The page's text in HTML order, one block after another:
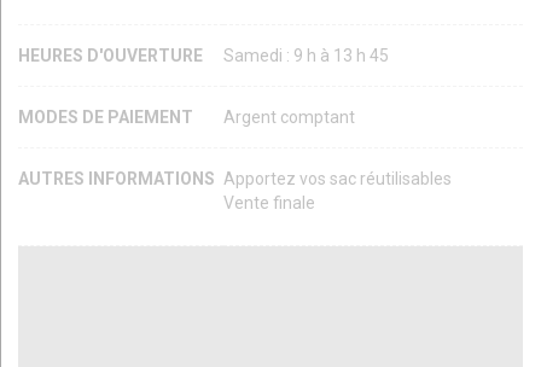
HEURES D'OUVERTURE Samedi : 9 h à 13 h 45
MODES DE PAIEMENT Argent comptant
AUTRES INFORMATIONS Apportez vos sac réutilisables
Vente finale